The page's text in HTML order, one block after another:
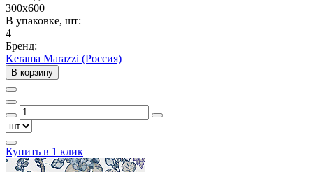
300x600
В упаковке, шт:
4
Бренд:
Kerama Marazzi (Россия)
В корзину
Купить в 1 клик